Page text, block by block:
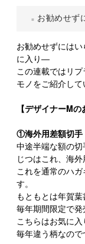
お勧めせ
お勧めせずには
に入り―
この連載ではリ
モノをご紹介して
【デザイナーMの
①海外用差額切手
中途半端な額の
じつはこれ、海外
これを通常のハ
す。
もともとは年賀
毎年期間限定で発
こちらはお気に
毎年違う柄なので